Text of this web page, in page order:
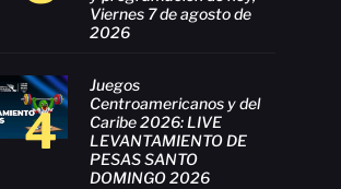
Viernes 7 de agosto de
2026
4
Juegos
Centroamericanos y del
Caribe 2026: LIVE
LEVANTAMIENTO DE
PESAS SANTO
DOMINGO 2026